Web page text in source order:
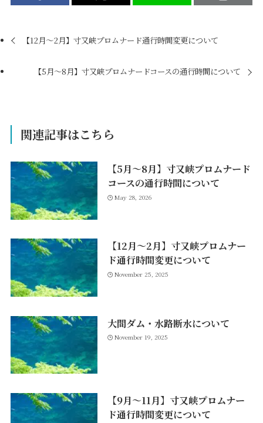
【12月～2月】寸又峡プロムナード通行時間変更について
【5月～8月】寸又峡プロムナードコースの通行時間について
関連記事はこちら
【5月～8月】寸又峡プロムナード
コースの通行時間について
May 28, 2026
【12月～2月】寸又峡プロムナー
ド通行時間変更について
November 25, 2025
大間ダム・水路断水について
November 19, 2025
【9月～11月】寸又峡プロムナー
ド通行時間変更について